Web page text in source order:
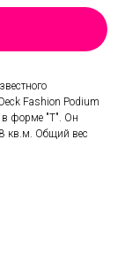
Fashion Podium
в форме "Т". Он
кв.м. Общий вес